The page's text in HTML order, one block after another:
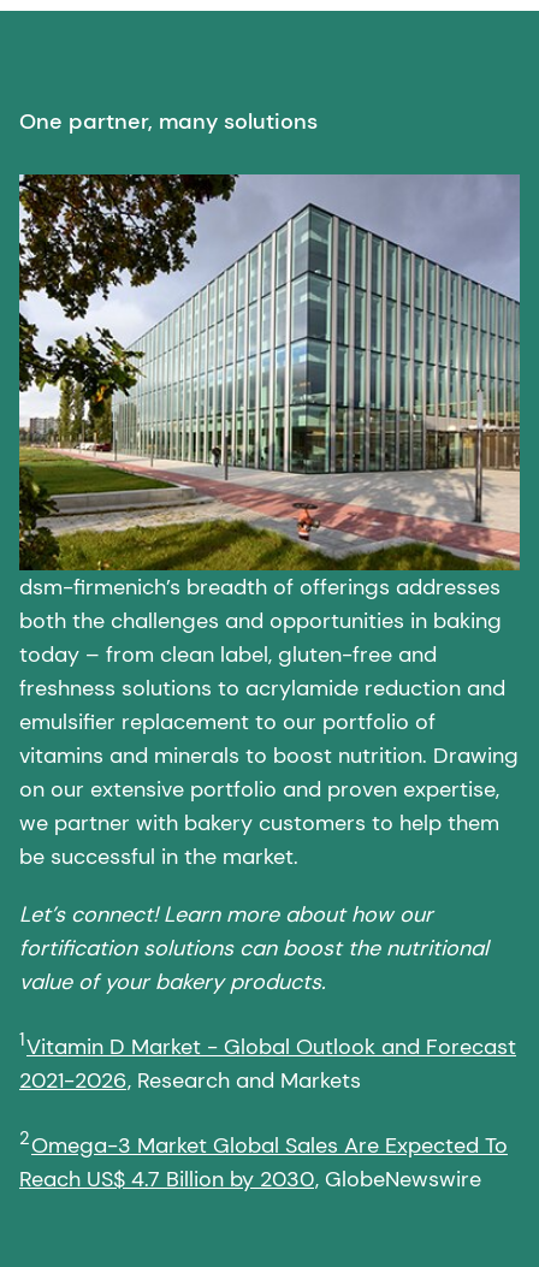
One partner, many solutions
dsm-firmenich’s breadth of offerings addresses
both the challenges and opportunities in baking
today – from clean label, gluten-free and
freshness solutions to acrylamide reduction and
emulsifier replacement to our portfolio of
vitamins and minerals to boost nutrition. Drawing
on our extensive portfolio and proven expertise,
we partner with bakery customers to help them
be successful in the market.
Let’s connect! Learn more about how our
fortification solutions can boost the nutritional
1Vitamin D Market - Global Outlook and Forecast
2021-2026, Research and Markets
2Omega-3 Market Global Sales Are Expected To
Reach US$ 4.7 Billion by 2030, GlobeNewswire